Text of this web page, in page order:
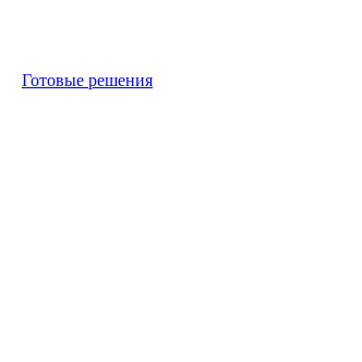
Готовые решения